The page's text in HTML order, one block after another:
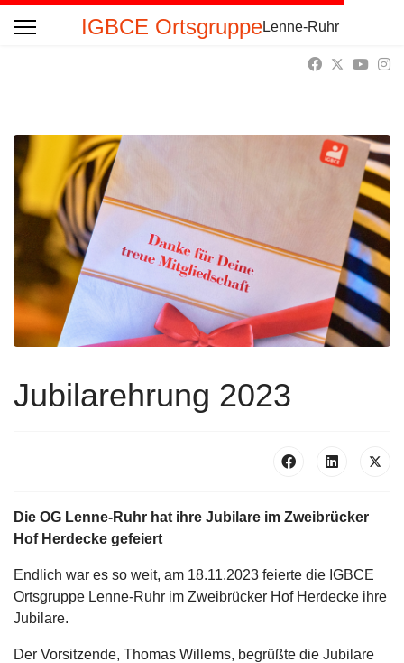
IGBCE OrtsgruppeLenne-Ruhr
Jubilarehrung 2023
Die OG Lenne-Ruhr hat ihre Jubilare im Zweibrücker
Hof Herdecke gefeiert
Endlich war es so weit, am 18.11.2023 feierte die IGBCE
Ortsgruppe Lenne-Ruhr im Zweibrücker Hof Herdecke ihre
Jubilare.
Der Vorsitzende, Thomas Willems, begrüßte die Jubilare